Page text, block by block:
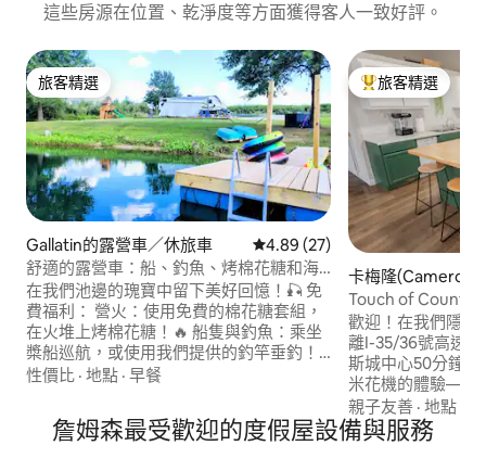
這些房源在位置、乾淨度等方面獲得客人一致好評。
旅客精選
旅客精選
Gallatin的露營車／休旅車 從 27 則評價中獲得 4.89 的平均
4.89 (27)
舒適的露營車：船、釣魚、烤棉花糖和海
灘
在我們池邊的瑰寶中留下美好回憶！🎣 免
費福利： 營火：使用免費的棉花糖套組，
在火堆上烤棉花糖！🔥 船隻與釣魚：乘坐
槳船巡航，或使用我們提供的釣竿垂釣！
給孩子的新遊樂設施！🛝 提供 WiFi！📶 在
Star Quilt Co. (15 分鐘)：您很快就會到達
世界著名的「縫製被子之地」！
性價比 · 地點 · 早餐
旅客精選榜首
旅客精選
卡梅隆(Cameron)
Touch of Country
和卡拉 OK
歡迎！在我們隱密
離I-35/36號高速
斯城中心50分鐘。
米花機的體驗——
大比賽！ 設備包
Nintendo Switch
探索我們的私人
親子友善 ·地點
詹姆森最受歡迎的度假屋設備與服務